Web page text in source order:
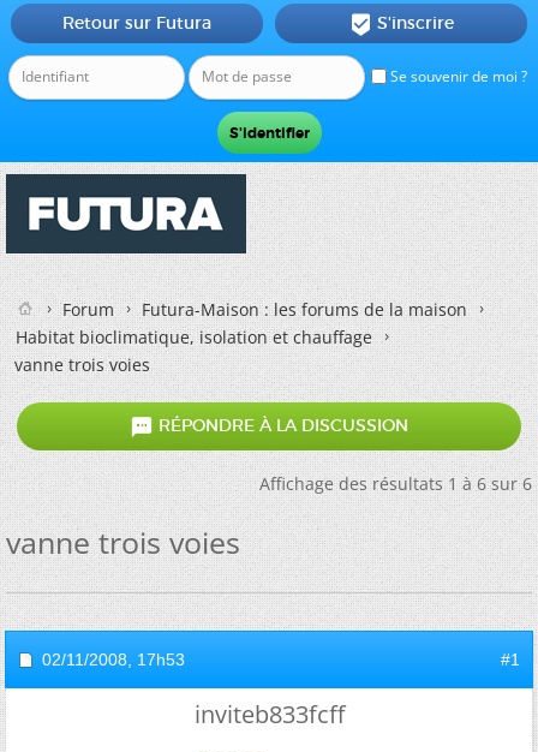
Se souvenir de moi ?
Retour sur Futura  S'inscrire
Forum
Futura-Maison : les forums de la maison
Habitat bioclimatique, isolation et chauffage
vanne trois voies
 RÉPONDRE À LA DISCUSSION
Affichage des résultats 1 à 6 sur 6
vanne trois voies
02/11/2008, 17h53 #1
inviteb833fcff